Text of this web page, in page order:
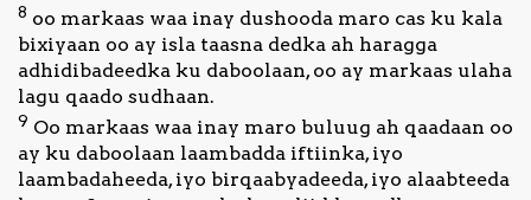
8 oo markaas waa inay dushooda maro cas ku kala
bixiyaan oo ay isla taasna dedka ah haragga
adhidibadeedka ku daboolaan, oo ay markaas ulaha
lagu qaado sudhaan.
9 Oo markaas waa inay maro buluug ah qaadaan oo
ay ku daboolaan laambadda iftiinka, iyo
laambadaheeda, iyo birqaabyadeeda, iyo alaabteeda